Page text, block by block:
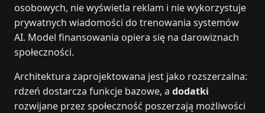
osobowych, nie wyświetla reklam i nie wykorzystuje
prywatnych wiadomości do trenowania systemów
AI. Model finansowania opiera się na darowiznach
społeczności.
Architektura zaprojektowana jest jako rozszerzalna:
rdzeń dostarcza funkcje bazowe, a dodatki
rozwijane przez społeczność poszerzają możliwości